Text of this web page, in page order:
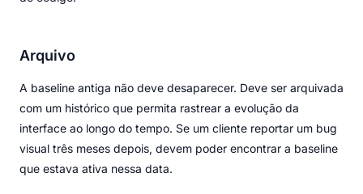
Arquivo
A baseline antiga não deve desaparecer. Deve ser arquivada
com um histórico que permita rastrear a evolução da
interface ao longo do tempo. Se um cliente reportar um bug
visual três meses depois, devem poder encontrar a baseline
que estava ativa nessa data.